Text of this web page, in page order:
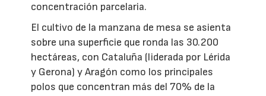
concentración parcelaria.
El cultivo de la manzana de mesa se asienta
sobre una superficie que ronda las 30.200
hectáreas, con Cataluña (liderada por Lérida
y Gerona) y Aragón como los principales
polos que concentran más del 70% de la